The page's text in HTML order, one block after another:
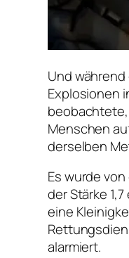
Und
Explosionen
Menschen
derselben
Es wurde
der Stärke
eine
alarmiert.